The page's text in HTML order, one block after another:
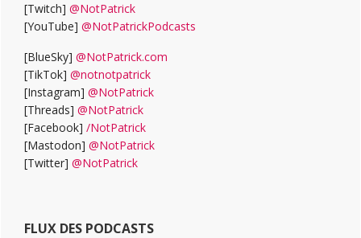
[Twitch] @NotPatrick
[YouTube] @NotPatrickPodcasts
[BlueSky] @NotPatrick.com
[TikTok] @notnotpatrick
[Instagram] @NotPatrick
[Threads] @NotPatrick
[Facebook] /NotPatrick
[Mastodon] @NotPatrick
[Twitter] @NotPatrick
FLUX DES PODCASTS